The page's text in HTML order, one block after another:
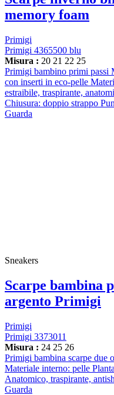
memory foam
Primigi
Primigi 4365500 blu
Misura : 20 21 22 25
Primigi bambino primi passi
con inserti in eco-pelle
estraibile, traspirante,
Chiusura: doppio strappo
Guarda
Sneakers
Scarpe bambina
argento Primigi
Primigi
Primigi 3373011
Misura : 24 25 26
Primigi bambina scarpe due
Materiale interno: pelle
Anatomico, traspirante,
Guarda